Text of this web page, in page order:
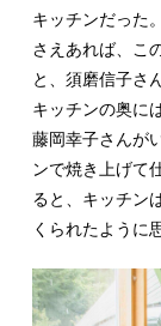
キッチンだった
さえあれば、こ
と、須磨信子さ
キッチンの奥に
藤岡幸子さんが
ンで焼き上げて
ると、キッチン
くられたように